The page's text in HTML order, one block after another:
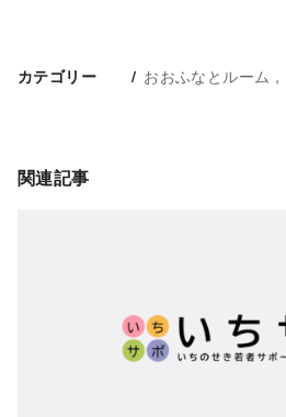
カテゴリー おおふなとルーム
関連記事